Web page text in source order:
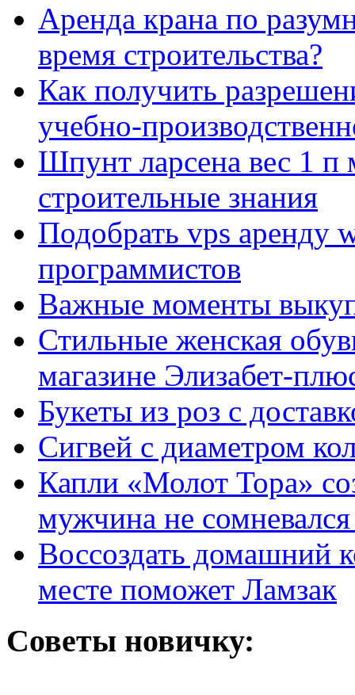
Аренда крана по
время строительства?
Как получить
учебно-
Шпунт ларсена вес 1 п
строительные знания
Подобрать vps аренду
программистов
Важные моменты
Стильные женская
магазине Элизабет-
Букеты из роз с
Сигвей с диаметром
Капли «Молот Тора»
мужчина не
Воссоздать домашний
месте поможет Ламзак
Советы новичку: